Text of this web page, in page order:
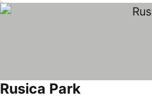
Rusica Park